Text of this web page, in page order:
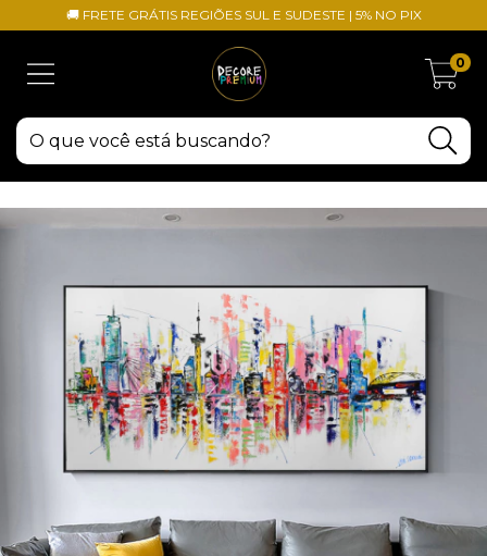
🚚 FRETE GRÁTIS REGIÕES SUL E SUDESTE | 5% NO PIX
0